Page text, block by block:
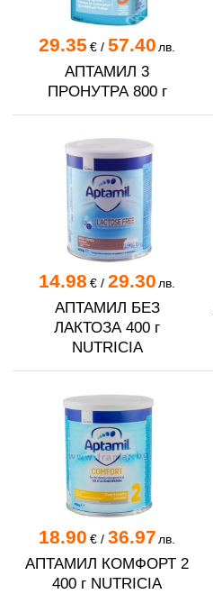
29.35 €/ 57.40 лв.
АПТАМИЛ 3
ПРОНУТРА 800 г
14.98 €/ 29.30 лв.
АПТАМИЛ БЕЗ
ЛАКТОЗА 400 г
NUTRICIA
18.90 €/ 36.97 лв.
АПТАМИЛ КОМФОРТ 2
400 г NUTRICIA